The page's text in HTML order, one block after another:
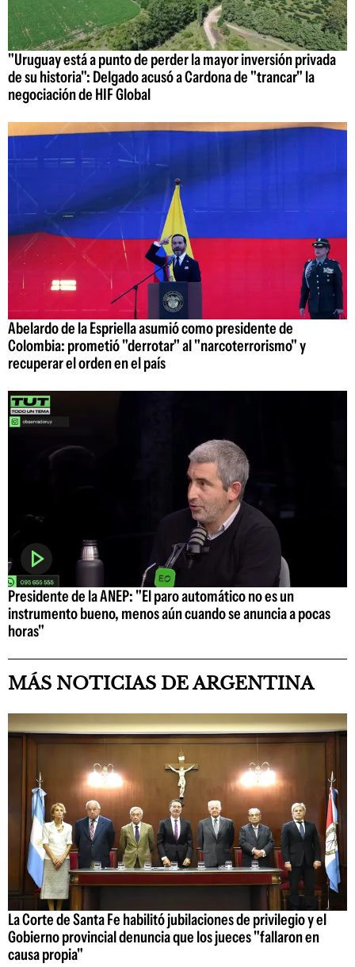
"Uruguay está a punto de perder la mayor inversión privada
de su historia": Delgado acusó a Cardona de "trancar" la
negociación de HIF Global
Abelardo de la Espriella asumió como presidente de
Colombia: prometió "derrotar" al "narcoterrorismo" y
recuperar el orden en el país
Presidente de la ANEP: "El paro automático no es un
instrumento bueno, menos aún cuando se anuncia a pocas
horas"
MÁS NOTICIAS DE ARGENTINA
La Corte de Santa Fe habilitó jubilaciones de privilegio y el
Gobierno provincial denuncia que los jueces "fallaron en
causa propia"